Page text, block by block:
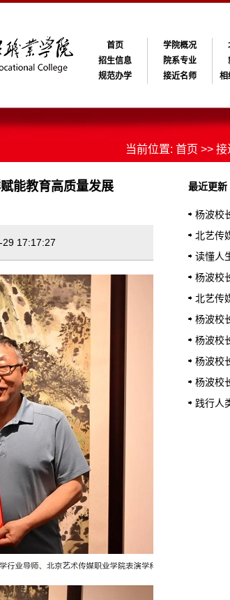
首页 学院概况
招生信息
院系专业
规范办学
接近名师 相
当前位置: 首页 >> 接
能教育高质量发展
17:17:27
最近更新
杨波校
立业修心
北艺传
教育提质
读懂人
波校长在
杨波校
层逻辑：
北艺传
教育高质
杨波校
促区域和
杨波校
先生
杨波校
（全文）
杨波校
祝活动
践行人